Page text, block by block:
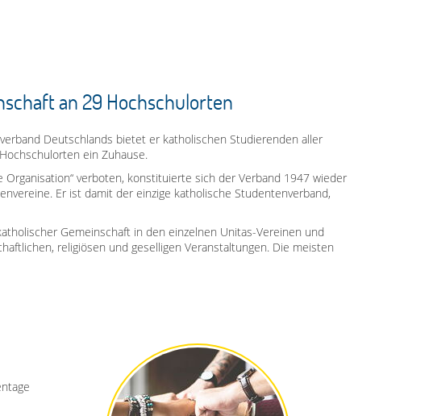
an 29 Hochschulorten
Deutschlands bietet er katholischen Studierenden aller
ein Zuhause.
verboten, konstituierte sich der Verband 1947 wieder
Er ist damit der einzige katholische Studentenverband,
Gemeinschaft in den einzelnen Unitas-Vereinen und
religiösen und geselligen Veranstaltungen. Die meisten